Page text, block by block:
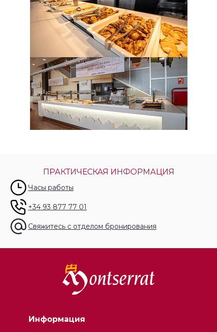
ПРАКТИЧЕСКАЯ ИНФОРМАЦИЯ
Часы работы
+34 93 877 77 01
Свяжитесь с отделом бронирования
Информация